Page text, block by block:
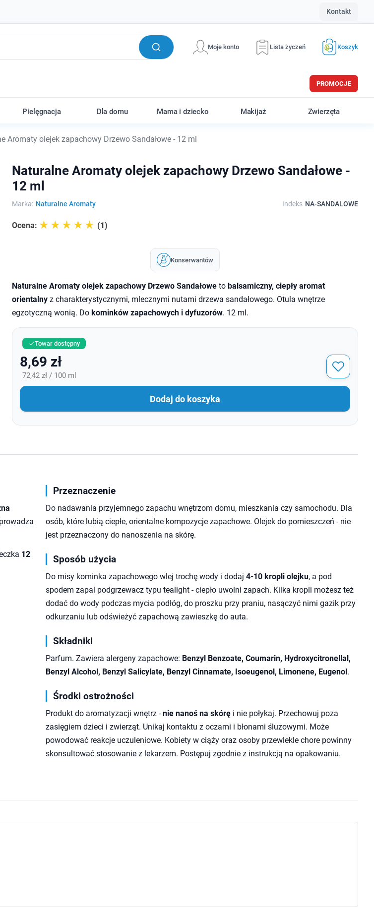
Kontakt
Moje konto Lista życzeń Koszyk
PROMOCJE
Pielęgnacja Dla domu Mama i dziecko Makijaż Zwierzęta
Aromaty olejek zapachowy Drzewo Sandałowe - 12 ml
Naturalne Aromaty olejek zapachowy Drzewo Sandałowe -
12 ml
Marka: Naturalne Aromaty Indeks NA-SANDALOWE
Ocena: ☆☆☆☆☆
★★★★★ (1)
Konserwantów
Naturalne Aromaty olejek zapachowy Drzewo Sandałoweto balsamiczny, ciepły aromat
orientalnyz charakterystycznymi, mlecznymi nutami drzewa sandałowego. Otula wnętrze
egzotyczną wonią. Do kominków zapachowych i dyfuzorów. 12 ml.
Towar dostępny
8,69 zł
72,42 zł / 100 ml
Dodaj do koszyka
12
Przeznaczenie
Do nadawania przyjemnego zapachu wnętrzom domu, mieszkania czy samochodu. Dla
osób, które lubią ciepłe, orientalne kompozycje zapachowe. Olejek do pomieszczeń - nie
jest przeznaczony do nanoszenia na skórę.
Sposób użycia
Do misy kominka zapachowego wlej trochę wody i dodaj 4-10 kropli olejku, a pod
spodem zapal podgrzewacz typu tealight - ciepło uwolni zapach. Kilka kropli możesz też
dodać do wody podczas mycia podłóg, do proszku przy praniu, nasączyć nimi gazik przy
odkurzaniu lub odświeżyć zapachową zawieszkę do auta.
Składniki
Parfum. Zawiera alergeny zapachowe: Benzyl Benzoate, Coumarin, Hydroxycitronellal,
Benzyl Alcohol, Benzyl Salicylate, Benzyl Cinnamate, Isoeugenol, Limonene, Eugenol.
Środki ostrożności
Produkt do aromatyzacji wnętrz -nie nanoś na skórę i nie połykaj. Przechowuj poza
zasięgiem dzieci i zwierząt. Unikaj kontaktu z oczami i błonami śluzowymi. Może
powodować reakcje uczuleniowe. Kobiety w ciąży oraz osoby przewlekle chore powinny
skonsultować stosowanie z lekarzem. Postępuj zgodnie z instrukcją na opakowaniu.